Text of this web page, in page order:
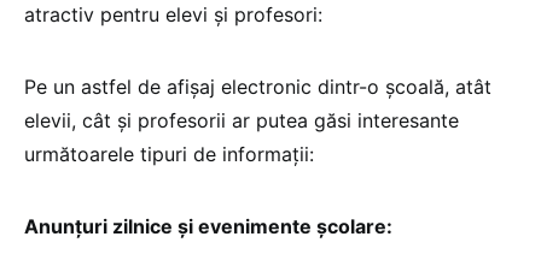
atractiv pentru elevi și profesori:
Pe un astfel de afișaj electronic dintr-o școală, atât
elevii, cât și profesorii ar putea găsi interesante
următoarele tipuri de informații:
Anunțuri zilnice și evenimente școlare: